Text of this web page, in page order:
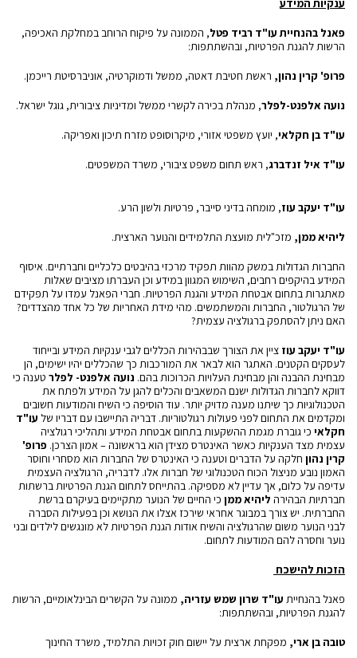
ענקיות המידע
פאנל בהנחייתעו"ד רביד פטל, הממונה על פיקוח הרוחב במחלקת האכיפה,
הרשות להגנת הפרטיות, ובהשתתפות:
פרופ' קרין נהון, ראשת חטיבת דאטה, ממשל ודמוקרטיה, אוניברסיטת רייכמן.
נועה אלפנט-לפלר, מנהלת בכירה לקשרי ממשל ומדיניות ציבורית, גוגל ישראל.
עו"ד בן חקלאי, יועץ משפטי אזורי, מיקרוסופט מזרח תיכון ואפריקה.
עו"ד איל זנדברג, ראש תחום משפט ציבורי, משרד המשפטים.
עו"ד יעקב עוז, מומחה בדיני סייבר, פרטיות ולשון הרע.
ליהיא ממן, מזכ"לית מועצת התלמידים והנוער הארצית.
החברות הגדולות במשק מהוות תפקיד מרכזי בהיבטים כלכליים וחברתיים. איסוף
המידע בהיקפים רחבים, השימוש המגוון במידע וכן העברתו מציבים שאלות
מאתגרות בתחום אבטחת המידע והגנת הפרטיות. חברי הפאנל עמדו על תפקידם
של הרגולטור, החברות והמשתמשים. מהי מידת האחריות של כל אחד מהצדדים?
האם ניתן להסתפק ברגולציה עצמית?
עו"ד יעקב עוז ציין את הצורך שבבהירות הכללים לגבי ענקיות המידע ובייחוד
לעסקים הקטנים. האתגר הוא לבאר את המורכבות כך שהכללים יהיו ישימים, הן
מבחינת ההבנה והן מבחינת העלויות הכרוכות בהם. נועה אלפנט- לפלר טענה כי
דווקא לחברות הגדולות ישנם המשאבים והכלים להגן על המידע ולפתח את
הטכנולוגיות כך שיתנו מענה מדויק יותר. עוד הוסיפה כי השיח והמודעות חשובים
ומקדמים את התחום לפני פעולות רגולטוריות. דבריה התיישבו עם דבריו של עו"ד
חקלאי כי גוברת מגמת ההשקעות בתחום אבטחת המידע ותהליכי רגולציה
עצמית מצד הענקיות כאשר האינטרס מצידן הוא בראשונה – אמון הצרכן. פרופ'
קרין נהון חלקה על הדברים וטענה כי האינטרס של החברות הוא מסחרי וחוסר
האמון נובע מניצול הכוח הטכנולוגי של חברות אלו. לדבריה, הרגולציה העצמית
עדיפה על כלום, אך עדיין לא מספיקה. בהתייחס לתחום הגנת הפרטיות ברשתות
חברתיות הבהירה ליהיא ממן כי החיים של הנוער מתקיימים בעיקרם ברשת
החברתית. יש צורך במבוגר אחראי שירכז אצלו את הנושא וכן בפעילות הסברה
לבני הנוער משום שהרגולציה והשיח אודות הגנת הפרטיות לא מונגשים לילדים ובני
נוער וחסרה להם המודעות לתחום.
הזכות להישכח
פאנל בהנחיית עו"ד שרון שמש עזריה, ממונה על הקשרים הבינלאומיים, הרשות
להגנת הפרטיות, ובהשתתפות:
טובה בן ארי, מפקחת ארצית על יישום חוק זכויות התלמיד, משרד החינוך